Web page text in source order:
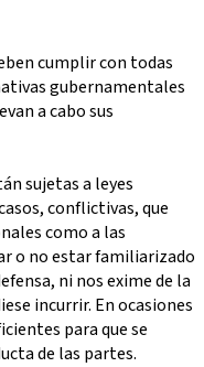
cumplir con todas
gubernamentales
a cabo sus
sujetas a leyes
conflictivas, que
como a las
o no estar familiarizado
ni nos exime de la
incurrir. En ocasiones
para que se
de las partes.